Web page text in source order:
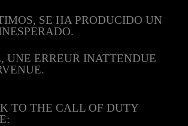
SE HA PRODUCIDO UN
UNE ERREUR INATTENDUE
TO THE CALL OF DUTY